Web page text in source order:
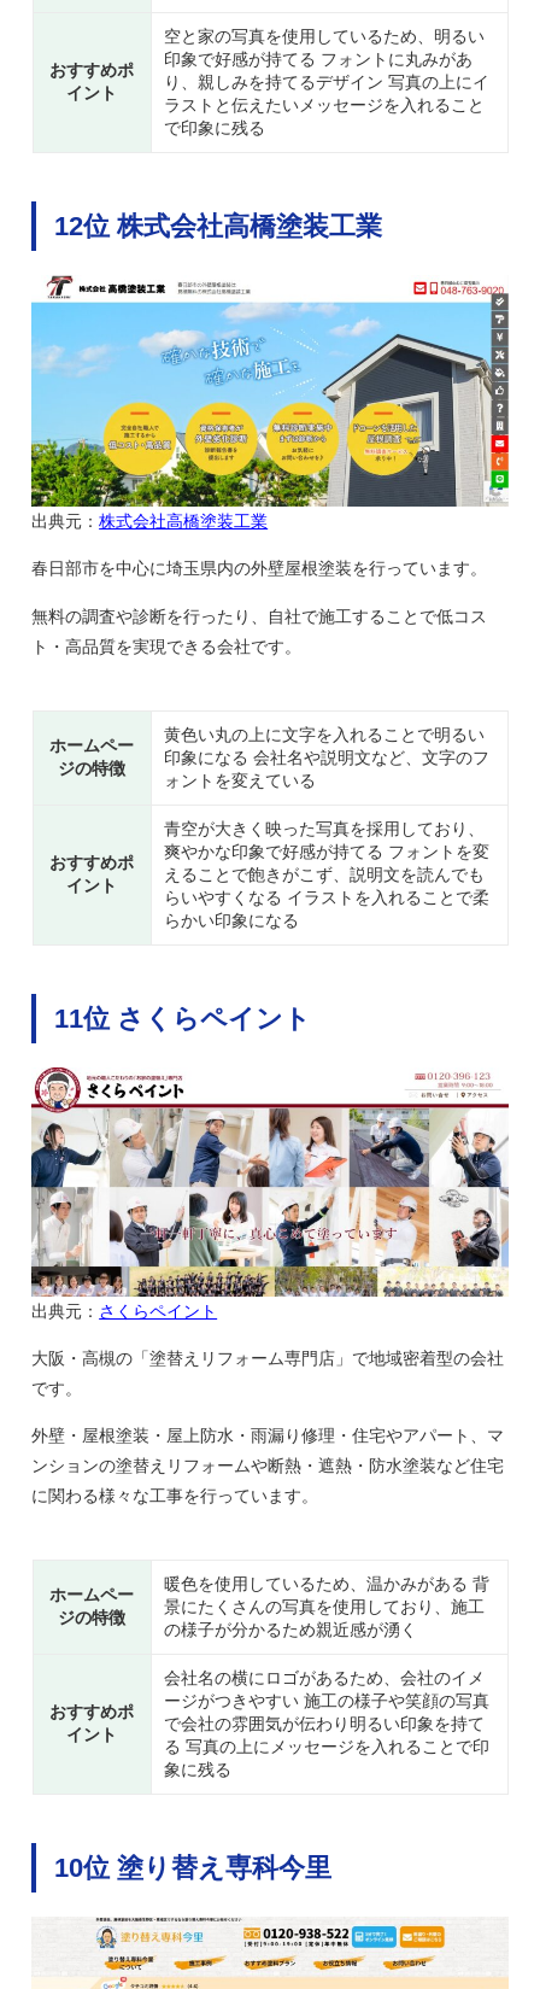
おすすめポ
イント
空と家の写真を使用しているため、明るい
印象で好感が持てる フォントに丸みがあ
り、親しみを持てるデザイン 写真の上にイ
ラストと伝えたいメッセージを入れること
で印象に残る
12位 株式会社高橋塗装工業
出典元：株式会社高橋塗装工業
春日部市を中心に埼玉県内の外壁屋根塗装を行っています。
無料の調査や診断を行ったり、自社で施工することで低コス
ト・高品質を実現できる会社です。
ホームペー
ジの特徴
黄色い丸の上に文字を入れることで明るい
印象になる 会社名や説明文など、文字のフ
ォントを変えている
おすすめポ
イント
青空が大きく映った写真を採用しており、
爽やかな印象で好感が持てる フォントを変
えることで飽きがこず、説明文を読んでも
らいやすくなる イラストを入れることで柔
らかい印象になる
11位 さくらペイント
出典元： さくらペイント
大阪・高槻の「塗替えリフォーム専門店」で地域密着型の会社
です。
外壁・屋根塗装・屋上防水・雨漏り修理・住宅やアパート、マ
ンションの塗替えリフォームや断熱・遮熱・防水塗装など住宅
に関わる様々な工事を行っています。
ホームペー
ジの特徴
暖色を使用しているため、温かみがある 背
景にたくさんの写真を使用しており、施工
の様子が分かるため親近感が湧く
おすすめポ
イント
会社名の横にロゴがあるため、会社のイメ
ージがつきやすい 施工の様子や笑顔の写真
で会社の雰囲気が伝わり明るい印象を持て
る 写真の上にメッセージを入れることで印
象に残る
10位 塗り替え専科今里